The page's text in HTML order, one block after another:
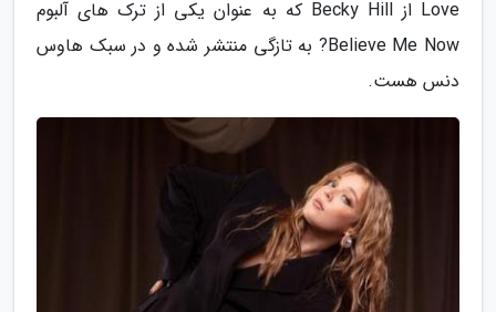
Love از Becky Hill که به عنوان یکی از ترک های آلبوم
Believe Me Now? به تازگی منتشر شده و در سبک هاوس
دنس هست.